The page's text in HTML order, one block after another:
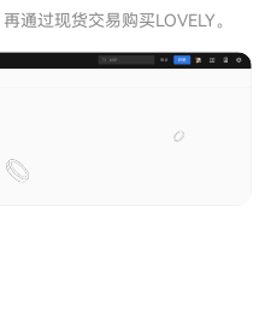
通过现货交易购买LOVELY。